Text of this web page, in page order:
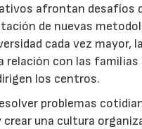
afrontan desafíos
de nuevas
cada vez
relación con las
los centros.
problemas
una cultura